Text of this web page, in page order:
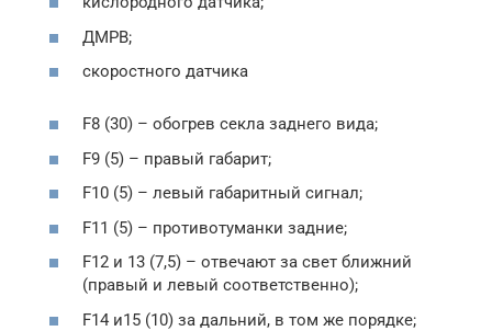
ДМРВ;
скоростного датчика
F8 (30) – обогрев секла заднего вида;
F9 (5) – правый габарит;
F10 (5) – левый габаритный сигнал;
F11 (5) – противотуманки задние;
F12 и 13 (7,5) – отвечают за свет ближний
(правый и левый соответственно);
F14 и15 (10) за дальний, в том же порядке;